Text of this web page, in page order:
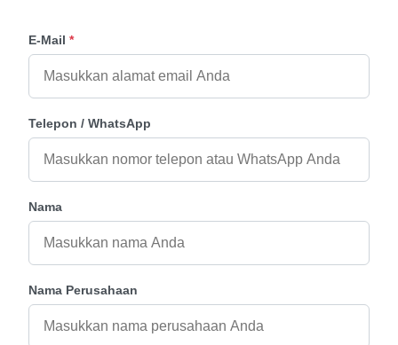
E-Mail *
Telepon / WhatsApp
Nama
Nama Perusahaan